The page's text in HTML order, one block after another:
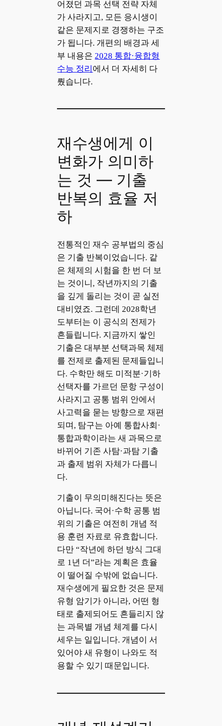
어졌던 과목 선택 전략 자체
가 사라지고, 모든 응시생이
같은 문제지로 경쟁하는 구조
가 됩니다. 개편의 배경과 세
부 내용은 2028 통합·융합형
수능 정리 에서 더 자세히 다
뤘습니다.
재수생에게 이
변화가 의미하
는 것 — 기출
반복의 효율 저
하
전통적인 재수 공부법의 중심
은 기출 반복이었습니다. 같
은 체제의 시험을 한 번 더 보
는 것이니, 작년까지의 기출
을 깊게 돌리는 것이 곧 실전
대비였죠. 그런데 2028학년
도부터는 이 공식의 전제가
흔들립니다. 지금까지 쌓인
기출은 대부분 선택과목 체제
를 전제로 출제된 문제들입니
다. 수학만 해도 미적분·기하
선택자를 가르던 문항 구성이
사라지고 공통 범위 안에서
사고력을 묻는 방향으로 재편
되며, 탐구는 아예 통합사회·
통합과학이라는 새 과목으로
바뀌어 기존 사탐·과탐 기출
과 출제 범위 자체가 다릅니
다.
기출이 무의미해진다는 뜻은
아닙니다. 국어·수학 공통 범
위의 기출은 여전히 개념 적
용 훈련 자료로 유효합니다.
다만 “작년에 하던 방식 그대
로 1년 더”라는 계획은 효율
이 떨어질 수밖에 없습니다.
재수생에게 필요한 것은 문제
유형 암기가 아니라, 어떤 형
태로 출제되어도 흔들리지 않
는 과목별 개념 체계를 다시
세우는 일입니다. 개념이 서
있어야 새 유형이 나와도 적
용할 수 있기 때문입니다.